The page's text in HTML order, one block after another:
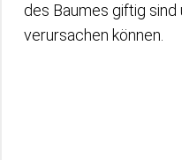
des Baumes giftig sind
verursachen können.